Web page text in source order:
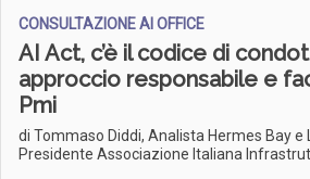
CONSULTAZIONE AI OFFICE
AI Act, c’è il codice di
approccio responsabile e
Pmi
di Tommaso Diddi, Analista Hermes Bay e
Presidente Associazione Italiana